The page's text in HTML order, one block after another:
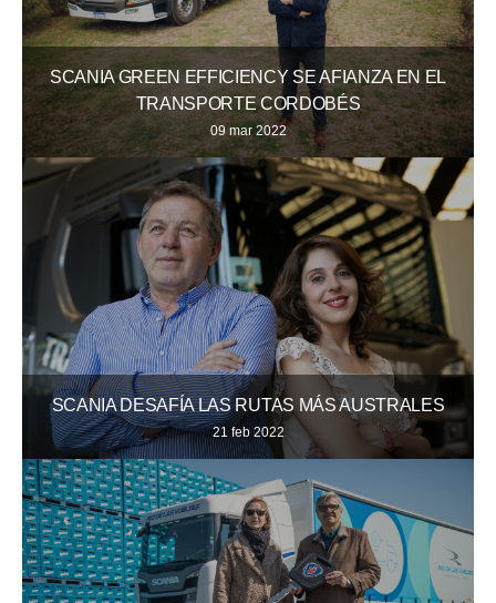
SCANIA GREEN EFFICIENCY SE AFIANZA EN EL
TRANSPORTE CORDOBÉS
09 mar 2022
SCANIA DESAFÍA LAS RUTAS MÁS AUSTRALES
21 feb 2022